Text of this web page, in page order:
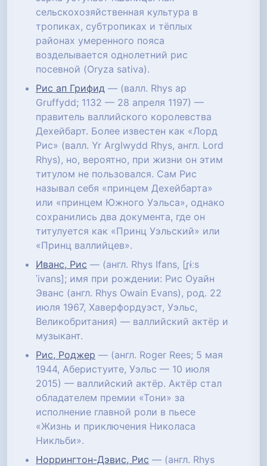
сельскохозяйственная культура в
тропиках, субтропиках и тёплых
районах умеренного пояса
возделывается однолетний рис
посевной (Oryza sativa).
Рис ап Грифид — (валл. Rhys ap
Gruffydd; 1132 — 28 апреля 1197) —
правитель валлийского королевства
Дехейбарт. Более известен как «Лорд
Рис» (валл. Yr Arglwydd Rhys, англ. Lord
Rhys), но, вероятно, при жизни он этим
титулом не пользовался. Сам Рис
называл себя «принцем Дехейбарта»
или «принцем Южного Уэльса», однако
сохранились два документа, где он
титулуется как «Принц Уэльский» или
«Принц валлийцев».
Иванс, Рис — (англ. Rhys Ifans, [r̥ɨːs
ˈivans]; имя при рождении: Рис Оуайн
Эванс (англ. Rhys Owain Evans), род. 22
июля 1967, Хаверфордуэст, Уэльс,
Великобритания) — валлийский актёр и
музыкант.
Рис, Роджер — (англ. Roger Rees; 5 мая
1944, Аберистуите, Уэльс — 10 июля
2015) — валлийский актёр. Актёр стал
обладателем премии «Тони» за
исполнение главной роли в пьесе
«Жизнь и приключения Николаса
Никльби».
Норрингтон-Дэвис, Рис — (англ. Rhys